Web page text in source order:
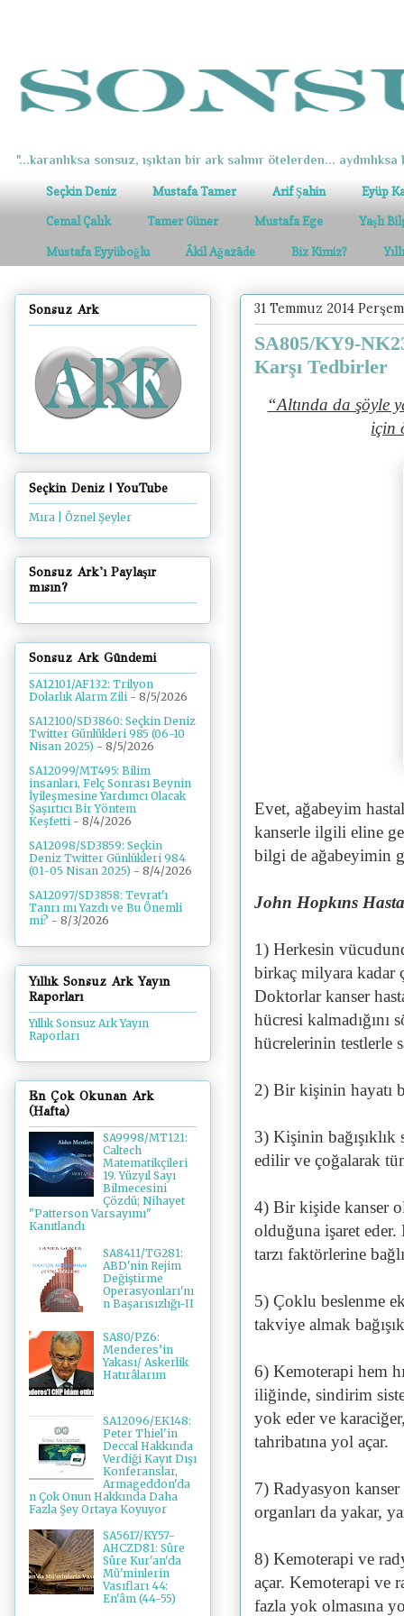
"...karanlıksa sonsuz, ışıktan bir ark salınır ötelerden... aydınlıksa
Seçkin Deniz Mustafa Tamer Arif Şahin Eyüp
Cemal Çalık Tamer Güner Mustafa Ege Yaşlı
Mustafa Eyyüboğlu Âkil Ağazâde Biz Kimiz?
31 Temmuz 2014
SA805/KY9-
Karşı Tedbirler
“Altında da şöyle
için
Evet, ağabeyim
kanserle ilgili eline
bilgi de ağabeyimin
John Hopkıns
1) Herkesin
birkaç milyara kadar
Doktorlar kanser
hücresi kalmadığını
hücrelerinin testlerle
2) Bir kişinin hayatı
3) Kişinin
edilir ve çoğalarak
4) Bir kişide kanser
olduğuna işaret eder.
tarzı faktörlerine
5) Çoklu beslenme
takviye almak
6) Kemoterapi hem
iliğinde, sindirim
yok eder ve
tahribatına yol açar.
7) Radyasyon
organları da yakar,
8) Kemoterapi ve
açar. Kemoterapi ve
fazla yok olmasına
Sonsuz Ark
Seçkin Deniz | YouTube
Mıra | Öznel Şeyler
Sonsuz Ark'ı Paylaşır
mısın?
Sonsuz Ark Gündemi
SA12101/AF132: Trilyon
Dolarlık Alarm Zili - 8/5/2026
SA12100/SD3860: Seçkin Deniz
Twitter Günlükleri 985 (06-10
Nisan 2025) - 8/5/2026
SA12099/MT495: Bilim
insanları, Felç Sonrası Beynin
İyileşmesine Yardımcı Olacak
Şaşırtıcı Bir Yöntem
Keşfetti - 8/4/2026
SA12098/SD3859: Seçkin
Deniz Twitter Günlükleri 984
(01-05 Nisan 2025) - 8/4/2026
SA12097/SD3858: Tevrat'ı
Tanrı mı Yazdı ve Bu Önemli
mi? - 8/3/2026
Yıllık Sonsuz Ark Yayın
Raporları
Yıllık Sonsuz Ark Yayın
Raporları
En Çok Okunan Ark
(Hafta)
SA9998/MT121:
Caltech
Matematikçileri
19. Yüzyıl Sayı
Bilmecesini
Çözdü; Nihayet
"Patterson Varsayımı"
Kanıtlandı
SA8411/TG281:
ABD'nin Rejim
Değiştirme
Operasyonları'nı
n Başarısızlığı-II
SA80/PZ6:
Menderes’in
Yakası/ Askerlik
Hatırâlarım
SA12096/EK148:
Peter Thiel'in
Deccal Hakkında
Verdiği Kayıt Dışı
Konferanslar,
Armageddon'da
n Çok Onun Hakkında Daha
Fazla Şey Ortaya Koyuyor
SA5617/KY57-
AHCZD81: Sûre
Sûre Kur'an'da
Mü'minlerin
Vasıfları 44:
En'âm (44-55)